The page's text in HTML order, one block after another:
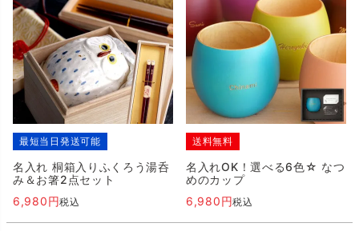
最短当日発送可能
名入れ 桐箱入りふくろう湯呑
み＆お箸2点セット
6,980
税込
送料無料
名入れOK！選べる6色☆ なつ
めのカップ
6,980
税込